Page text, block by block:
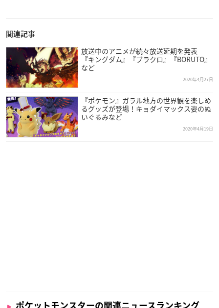
関連記事
放送中のアニメが続々放送延期を発表
『キングダム』『ブラクロ』『BORUTO』
など
2020年4月27日
『ポケモン』ガラル地方の世界観を楽しめ
るグッズが登場！キョダイマックス姿のぬ
いぐるみなど
2020年4月19日
ポケットモンスターの関連ニュースランキング